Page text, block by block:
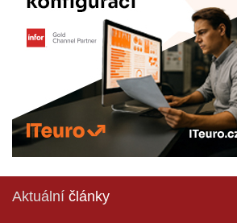
Aktuální články